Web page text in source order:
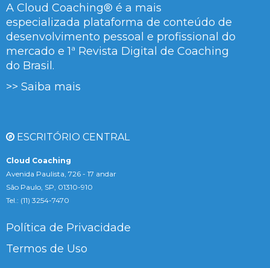
A Cloud Coaching® é a mais
especializada plataforma de conteúdo de
desenvolvimento pessoal e profissional do
mercado e 1ª Revista Digital de Coaching
do Brasil.
>> Saiba mais
ESCRITÓRIO CENTRAL
Cloud Coaching
Avenida Paulista, 726 - 17 andar
São Paulo, SP, 01310-910
Tel.: (11) 3254-7470
Política de Privacidade
Termos de Uso